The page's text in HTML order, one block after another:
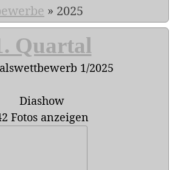
» 2025
Quartal
1/2025
Diashow
Fotos anzeigen